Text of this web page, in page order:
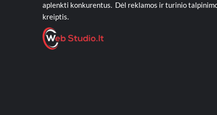
aplenkti konkurentus. Dėl reklamos ir turinio
kreiptis.